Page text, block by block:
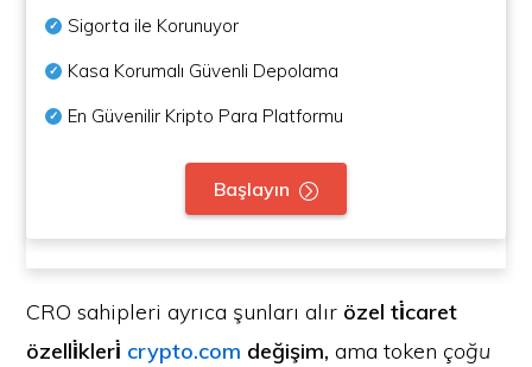
Sigorta ile Korunuyor
Kasa Korumalı Güvenli Depolama
En Güvenilir Kripto Para Platformu
Başlayın
CRO sahipleri ayrıca şunları alır özel ti̇caret
özelli̇kleri̇ crypto.com değişim, ama token çoğu